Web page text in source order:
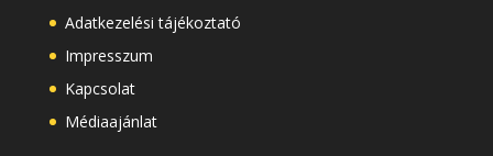
Adatkezelési tájékoztató
Impresszum
Kapcsolat
Médiaajánlat